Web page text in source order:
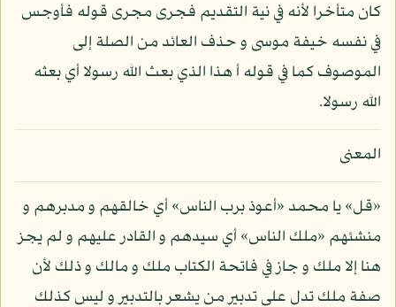
كان متأخرا لأنه في نية التقديم فجرى مجرى قوله فأوجس
في نفسه خيفة موسى و حذف العائد من الصلة إلى
الموصوف كما في قوله أ هذا الذي بعث الله رسولا أي بعثه
الله رسولا.
المعنى
«قل» يا محمد «أعوذ برب الناس» أي خالقهم و مدبرهم و
منشئهم «ملك الناس» أي سيدهم و القادر عليهم و لم يجز
هنا إلا ملك و جاز في فاتحة الكتاب ملك و مالك و ذلك لأن
صفة ملك تدل على تدبير من يشعر بالتدبير و ليس كذلك